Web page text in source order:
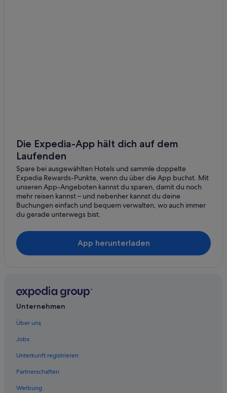
Campingplätze in Mantua
Hotels mit Parkplatz in Mantua
Campingplätze in Monte Isola
Die Expedia-App hält dich auf dem
Laufenden
Spare bei ausgewählten Hotels und sammle doppelte
Expedia Rewards-Punkte, wenn du über die App buchst. Mit
unseren App-Angeboten kannst du sparen, damit du noch
mehr reisen kannst – und nebenher kannst du deine
Buchungen einfach und bequem verwalten, wo auch immer
du gerade unterwegs bist.
App herunterladen
Unternehmen
Über uns
Jobs
Unterkunft registrieren
Partnerschaften
Werbung